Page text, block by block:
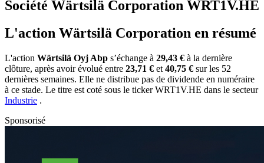
Société Wärtsilä Corporation WRT1V.HE
L'action Wärtsilä Corporation en résumé
L'action Wärtsilä Oyj Abp s’échange à 29,43 € à la dernière
clôture, après avoir évolué entre 23,71 € et 40,75 € sur les 52
dernières semaines. Elle ne distribue pas de dividende en numéraire
à ce stade. Le titre est coté sous le tickerWRT1V.HE dans le secteur
Industrie .
Sponsorisé